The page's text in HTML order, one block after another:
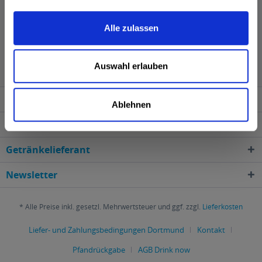
Alle zulassen
Auswahl erlauben
Ablehnen
Städten, Orten und Postleitzahl-Gebieten geliefert
Shop Service
Getränkelieferant
Newsletter
* Alle Preise inkl. gesetzl. Mehrwertsteuer und ggf. zzgl. Lieferkosten
Liefer- und Zahlungsbedingungen Dortmund
Kontakt
Pfandrückgabe
AGB Drink now